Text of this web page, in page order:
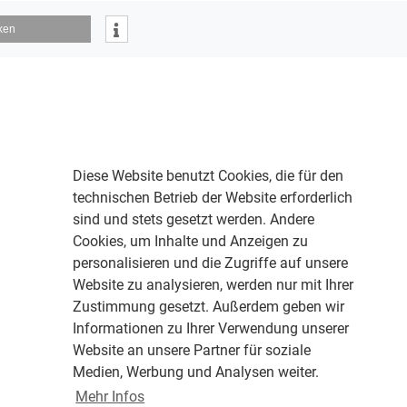
Diese Website benutzt Cookies, die für den
technischen Betrieb der Website erforderlich
sind und stets gesetzt werden. Andere
Cookies, um Inhalte und Anzeigen zu
personalisieren und die Zugriffe auf unsere
Website zu analysieren, werden nur mit Ihrer
Zustimmung gesetzt. Außerdem geben wir
Informationen zu Ihrer Verwendung unserer
Website an unsere Partner für soziale
Medien, Werbung und Analysen weiter.
Mehr Infos